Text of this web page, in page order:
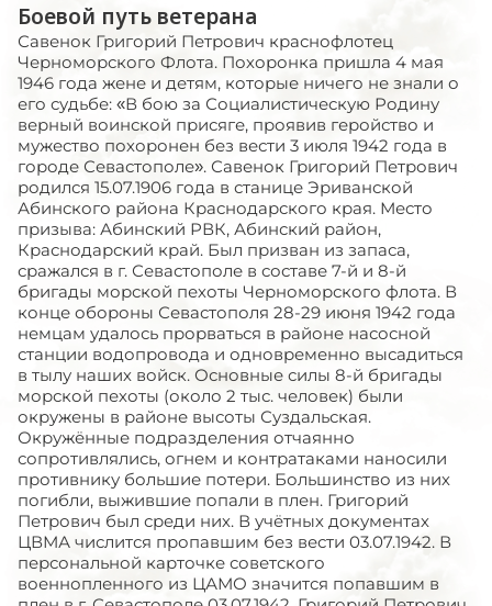
Боевой путь ветерана
Савенок Григорий Петрович краснофлотец
Черноморского Флота. Похоронка пришла 4 мая
1946 года жене и детям, которые ничего не знали о
его судьбе: «В бою за Социалистическую Родину
верный воинской присяге, проявив геройство и
мужество похоронен без вести 3 июля 1942 года в
городе Севастополе». Савенок Григорий Петрович
родился 15.07.1906 года в станице Эриванской
Абинского района Краснодарского края. Место
призыва: Абинский РВК, Абинский район,
Краснодарский край. Был призван из запаса,
сражался в г. Севастополе в составе 7-й и 8-й
бригады морской пехоты Черноморского флота. В
конце обороны Севастополя 28-29 июня 1942 года
немцам удалось прорваться в районе насосной
станции водопровода и одновременно высадиться
в тылу наших войск. Основные силы 8-й бригады
морской пехоты (около 2 тыс. человек) были
окружены в районе высоты Суздальская.
Окружённые подразделения отчаянно
сопротивлялись, огнем и контратаками наносили
противнику большие потери. Большинство из них
погибли, выжившие попали в плен. Григорий
Петрович был среди них. В учётных документах
ЦВМА числится пропавшим без вести 03.07.1942. В
персональной карточке советского
военнопленного из ЦАМО значится попавшим в